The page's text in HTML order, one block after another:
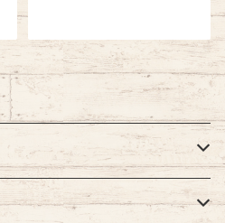
リカ USA レトロ 古着